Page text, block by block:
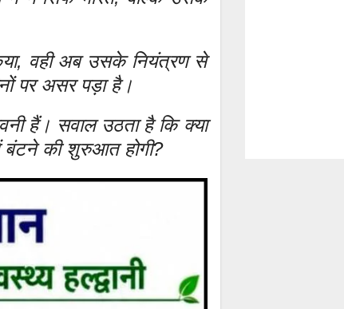
वही अब उसके नियंत्रण से
पर असर पड़ा है।
हैं। सवाल उठता है कि क्या
बंटने की शुरुआत होगी?